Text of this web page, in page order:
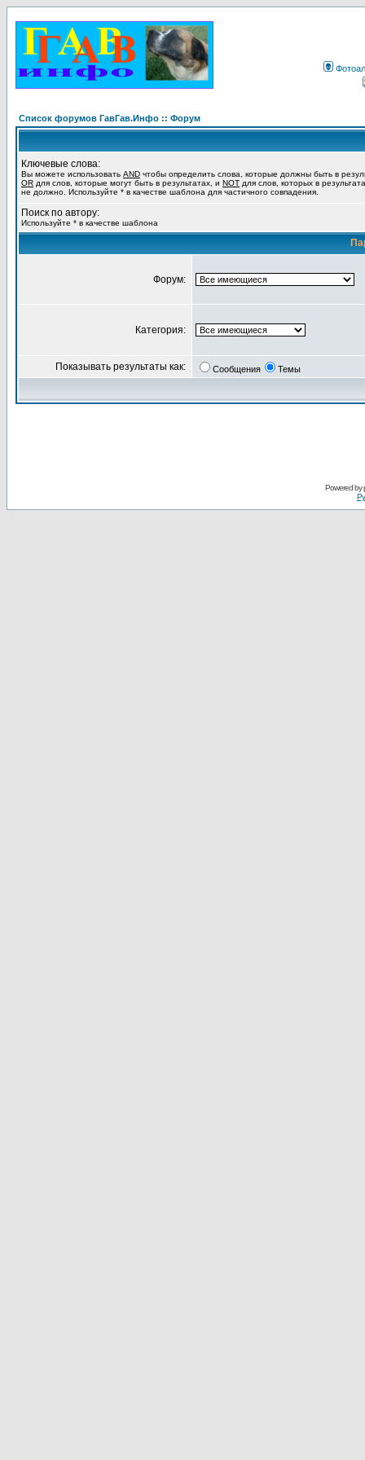
Список форумов ГавГав.Инфо :: Форум
Ключевые слова:
Вы можете использовать AND чтобы определить слова, которые должны быть в
OR для слов, которые могут быть в результатах, и NOT для слов, которых в
не должно. Используйте * в качестве шаблона для частичного совпадения.
Поиск по автору:
Используйте * в качестве шаблона
Форум:
Категория:
Показывать результаты как: Сообщения Темы
Powered by